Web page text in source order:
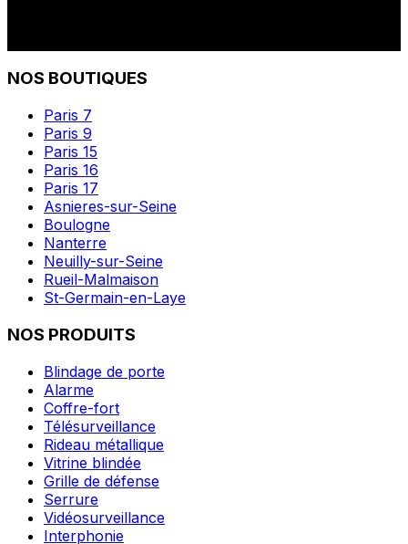
NOS BOUTIQUES
Paris 7
Paris 9
Paris 15
Paris 16
Paris 17
Asnieres-sur-Seine
Boulogne
Nanterre
Neuilly-sur-Seine
Rueil-Malmaison
St-Germain-en-Laye
NOS PRODUITS
Blindage de porte
Alarme
Coffre-fort
Télésurveillance
Rideau métallique
Vitrine blindée
Grille de défense
Serrure
Vidéosurveillance
Interphonie